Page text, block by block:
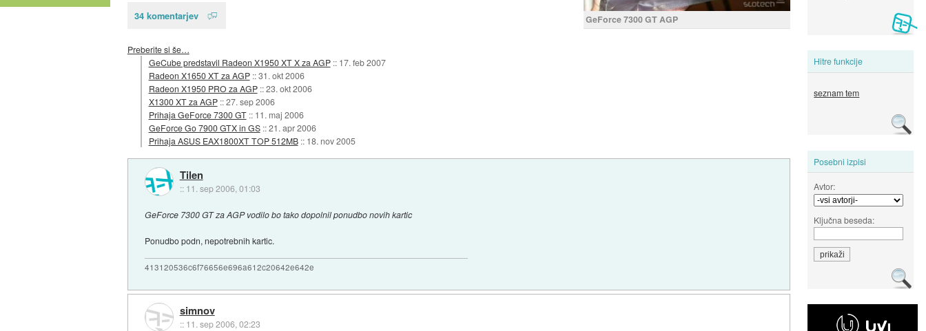
Hitre funkcije
seznam tem
Posebni izpisi
Avtor:
Ključna beseda:
GeForce 7300 GT AGP
34 komentarjev
Preberite si še…
GeCube predstavil Radeon X1950 XT X za AGP :: 17. feb 2007
Radeon X1650 XT za AGP ::31. okt 2006
Radeon X1950 PRO za AGP ::23. okt 2006
X1300 XT za AGP ::27. sep 2006
Prihaja GeForce 7300 GT :: 11. maj 2006
GeForce Go 7900 GTX in GS ::21. apr 2006
Prihaja ASUS EAX1800XT TOP 512MB :: 18. nov 2005
Tilen
:: 11. sep 2006, 01:03
GeForce 7300 GT za AGP vodilo bo tako dopolnil ponudbo novih kartic
Ponudbo podn, nepotrebnih kartic.
413120536c6f76656e696a612c20642e642e
simnov
:: 11. sep 2006, 02:23